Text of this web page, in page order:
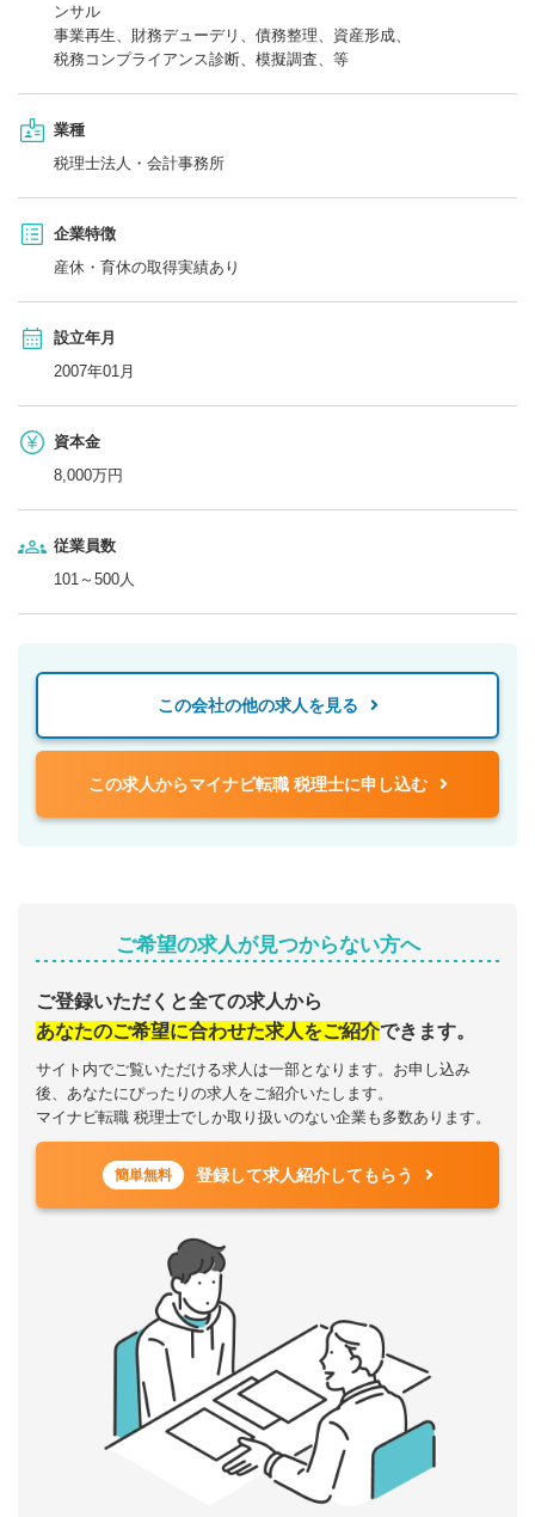
ンサル
事業再生、財務デューデリ、債務整理、資産形成、
税務コンプライアンス診断、模擬調査、等
業種
税理士法人・会計事務所
企業特徴
産休・育休の取得実績あり
設立年月
2007年01月
資本金
8,000万円
従業員数
101～500人
この会社の他の求人を見る
この求人からマイナビ転職 税理士に申し込む
ご希望の求人が見つからない方へ
ご登録いただくと全ての求人から
あなたのご希望に合わせた求人をご紹介できます。
サイト内でご覧いただける求人は一部となります。お申し込み
後、あなたにぴったりの求人をご紹介いたします。
マイナビ転職 税理士でしか取り扱いのない企業も多数あります。
簡単無料 登録して求人紹介してもらう